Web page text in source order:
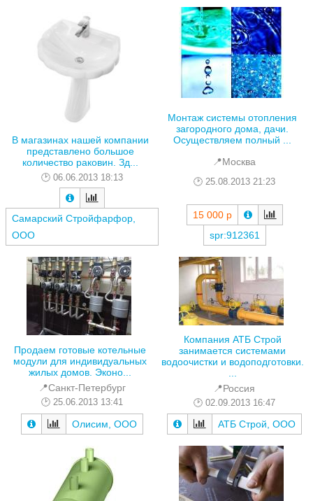
В магазинах нашей компании
представлено большое
количество раковин. Зд...
06.06.2013 18:13
Самарский Cтройфарфор,
ООО
Монтаж системы отопления
загородного дома, дачи.
Осуществляем полный ...
📍Москва
25.08.2013 21:23
15 000 р
spr:912361
Продаем готовые котельные
модули для индивидуальных
жилых домов. Эконо...
📍Санкт-Петербург
25.06.2013 13:41
Олисим, ООО
Компания АТБ Строй
занимается системами
водоочистки и водоподготовки.
...
📍Россия
02.09.2013 16:47
АТБ Строй, ООО